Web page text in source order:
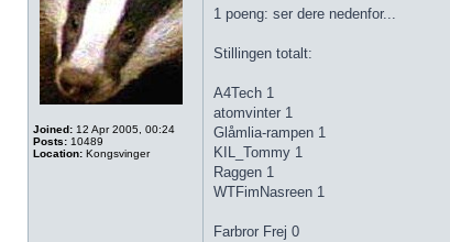
Joined: 12 Apr 2005, 00:24
Posts: 10489
Location: Kongsvinger
1 poeng: ser dere nedenfor...
Stillingen totalt:
A4Tech 1
atomvinter 1
Glåmlia-rampen 1
KIL_Tommy 1
Raggen 1
WTFimNasreen 1
Farbror Frej 0